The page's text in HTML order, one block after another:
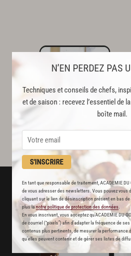
N’EN PERDEZ PAS
Techniques et conseils de chefs,
et de saison : recevez l’essentiel de
boîte mail.
S'INSCRIRE
En tant que responsable de traitement, ACADEMIE
de vous adresser des newsletters. Vous pouvez vous
cliquant sur le lien de désinscription présent en bas
plus lanotre politique de protection des données
En vous inscrivant, vous acceptez qu'ACADEMIE DU
de courriel (“pixels”) afin d’adapter la fréquence de
contenus plus pertinents, de mesurer la performance
qu’elles peuvent contenir et de gérer ses listes de